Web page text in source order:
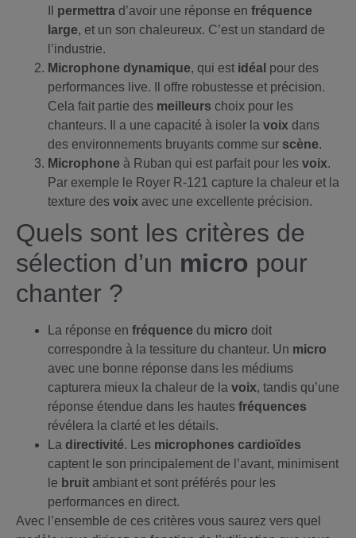
permettra d’avoir une réponse en fréquence
large, et un son chaleureux. C’est un standard de
l’industrie.
Microphone dynamique, qui est idéal pour des
performances live. Il offre robustesse et précision.
Cela fait partie des meilleurs choix pour les
chanteurs. Il a une capacité à isoler la voix dans
des environnements bruyants comme sur scène.
Microphone à Ruban qui est parfait pour les voix.
Par exemple le Royer R-121 capture la chaleur et la
texture des voix avec une excellente précision.
Quels sont les critères de
sélection d’un micro pour
chanter ?
La réponse en fréquence du micro doit
correspondre à la tessiture du chanteur. Un micro
avec une bonne réponse dans les médiums
capturera mieux la chaleur de la voix, tandis qu’une
réponse étendue dans les hautes fréquences
révélera la clarté et les détails.
La directivité. Les microphones cardioïdes
captent le son principalement de l’avant, minimisent
le bruit ambiant et sont préférés pour les
performances en direct.
Avec l’ensemble de ces critères vous saurez vers quel